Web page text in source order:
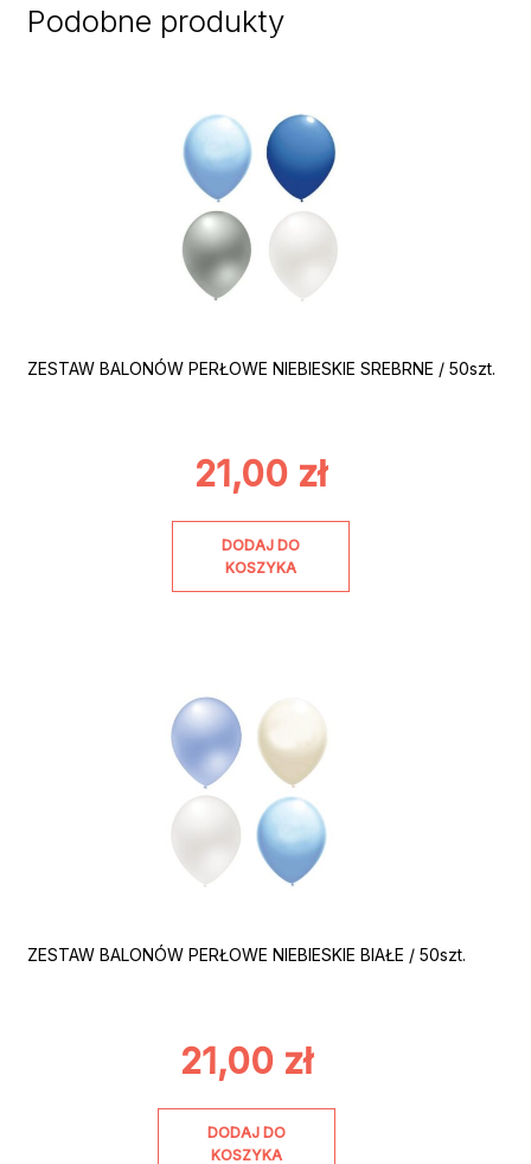
Podobne produkty
ZESTAW BALONÓW PERŁOWE NIEBIESKIE SREBRNE / 50szt.
21,00 zł
DODAJ DO
KOSZYKA
ZESTAW BALONÓW PERŁOWE NIEBIESKIE BIAŁE / 50szt.
21,00 zł
DODAJ DO
KOSZYKA